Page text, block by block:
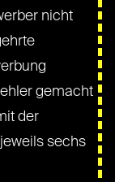
nicht
gemacht
der
sechs